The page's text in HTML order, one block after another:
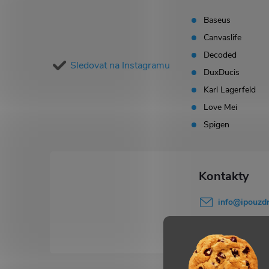
Sledovat na Instagramu
Baseus
Canvaslife
Decoded
DuxDucis
Karl Lagerfeld
Love Mei
Spigen
info@